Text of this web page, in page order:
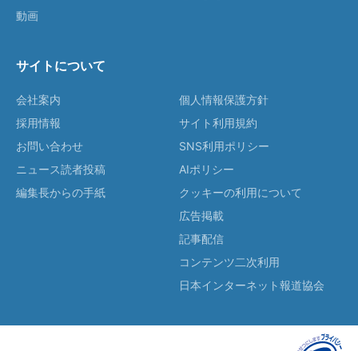
動画
サイトについて
会社案内
採用情報
お問い合わせ
ニュース読者投稿
編集長からの手紙
個人情報保護方針
サイト利用規約
SNS利用ポリシー
AIポリシー
クッキーの利用について
広告掲載
記事配信
コンテンツ二次利用
日本インターネット報道協会